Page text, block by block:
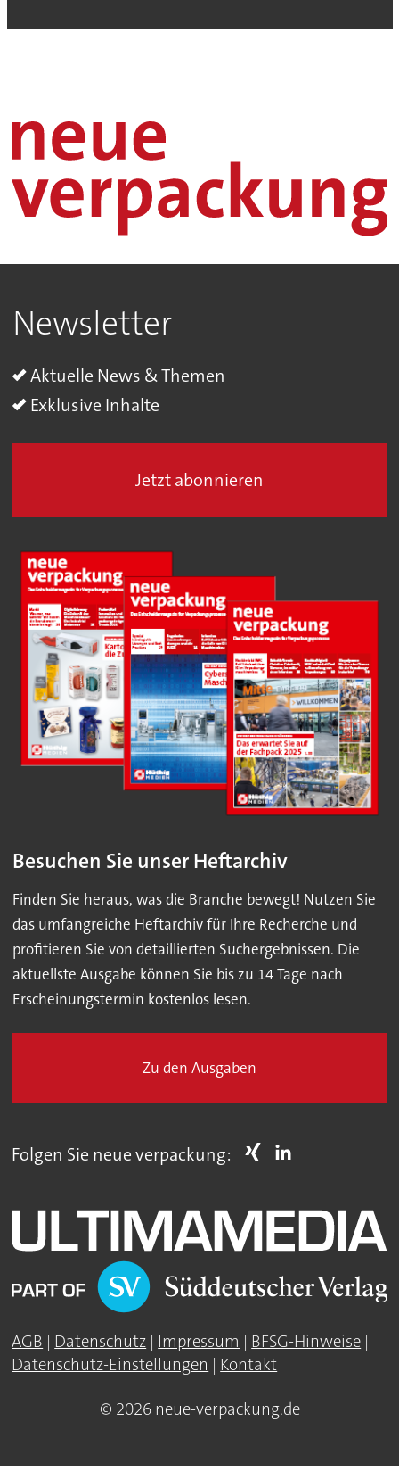
Newsletter
Aktuelle News & Themen
Exklusive Inhalte
Jetzt abonnieren
Besuchen Sie unser Heftarchiv
Finden Sie heraus, was die Branche bewegt! Nutzen Sie
das umfangreiche Heftarchiv für Ihre Recherche und
profitieren Sie von detaillierten Suchergebnissen. Die
aktuellste Ausgabe können Sie bis zu 14 Tage nach
Erscheinungstermin kostenlos lesen.
Zu den Ausgaben
Folgen Sie neue verpackung:
AGB | Datenschutz | Impressum | BFSG-Hinweise |
Datenschutz-Einstellungen | Kontakt
© 2026 neue-verpackung.de